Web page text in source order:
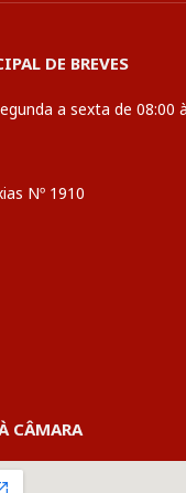
DE BREVES
a sexta de 08:00
Nº 1910
CÂMARA